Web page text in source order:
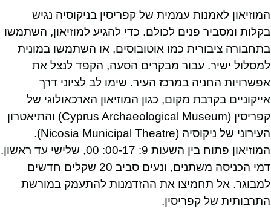
המוזיאון לאמנות עממית של קפריסין בניקוסיה נגיש
בקלות ומסביר פנים לכולם. כדי להגיע למוזיאון, השתמשו
בתחבורה ציבורית כמו אוטובוסים, או השתמשו במונית
למסלול ישיר. עבור מבקרים הסעה, הקפד לנצל את
אפשרויות החניה במרכז העיר. שימו לב לציוני דרך
אייקוניים בקרבת מקום, כגון המוזיאון הארכאולוגי של
קפריסין (Cyprus Archaeological Museum) והתיאטרון
העירוני של ניקוסיה (Nicosia Municipal Theatre).
המוזיאון פתוח בין השעות 9: 00-17: 00, שלישי עד ראשון.
דמי הכניסה משתנים, ונעים סביב 20 שקלים חדשים
למבוגר. אל תחמיצו את ההזדמנות להתעמק במורשת
התרבותית של קפריסין.